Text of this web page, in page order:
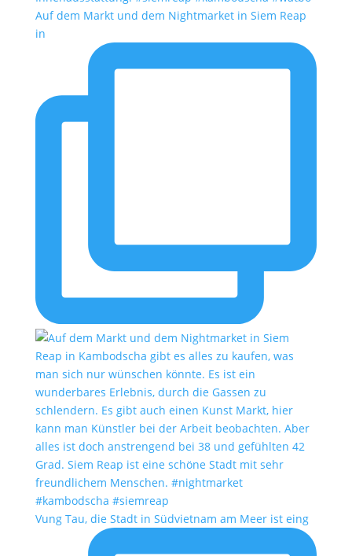
Auf dem Markt und dem Nightmarket in Siem Reap
in
Vung Tau, die Stadt in Südvietnam am Meer ist eing